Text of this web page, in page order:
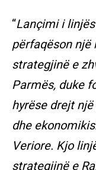
“Lançimi i
përfaqëson një
strategjinë e
Parmës, duke
hyrëse drejt
dhe
Veriore. Kjo
strategjinë e